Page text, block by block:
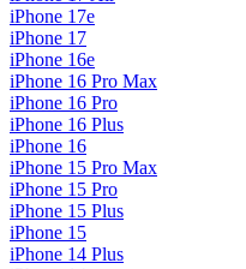
iPhone 17e
iPhone 17
iPhone 16e
iPhone 16 Pro Max
iPhone 16 Pro
iPhone 16 Plus
iPhone 16
iPhone 15 Pro Max
iPhone 15 Pro
iPhone 15 Plus
iPhone 15
iPhone 14 Plus